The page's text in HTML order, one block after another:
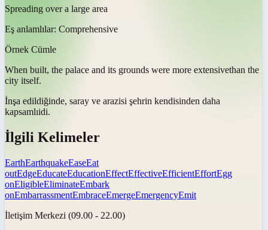
Spreading over a large area
Eş anlamlılar: Comprehensive
Örnek Cümle
When built, the palace and its grounds were more extensivethan the
city itself.
İnşa edildiğinde, saray ve arazisi şehrin kendisinden daha
kapsamlıidi.
İlgili Kelimeler
EarthEarthquakeEaseEat
outEdgeEducateEducationEffectEffectiveEfficientEffortEgg
onEligibleEliminateEmbark
onEmbarrassmentEmbraceEmergeEmergencyEmit
İletişim Merkezi (09.00 - 22.00)